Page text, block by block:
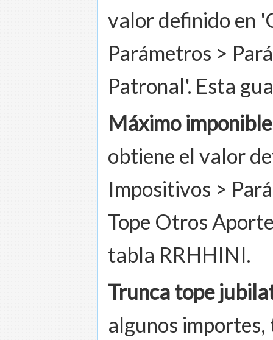
valor definido en
Parámetros >
Patronal'. Esta
Máximo
obtiene el valor
Impositivos >
Tope Otros
tabla RRHHINI.
Trunca tope
algunos